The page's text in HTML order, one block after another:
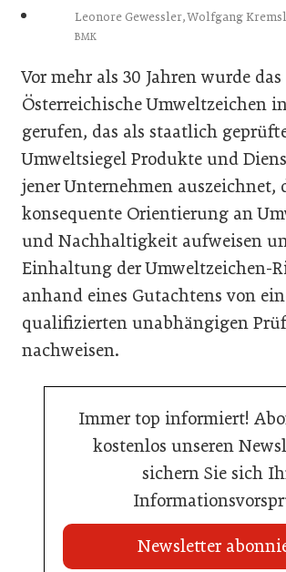
Leonore Gewessler, Wolfgang
BMK
Vor mehr als 30 Jahren wurde das
Österreichische Umweltzeichen
gerufen, das als staatlich
Umweltsiegel Produkte und
jener Unternehmen auszeichnet,
konsequente Orientierung an
und Nachhaltigkeit aufweisen
Einhaltung der Umweltzeichen-
anhand eines Gutachtens von
qualifizierten unabhängigen
nachweisen.
Immer top informiert!
kostenlos unseren
sichern Sie sich
Newsletter